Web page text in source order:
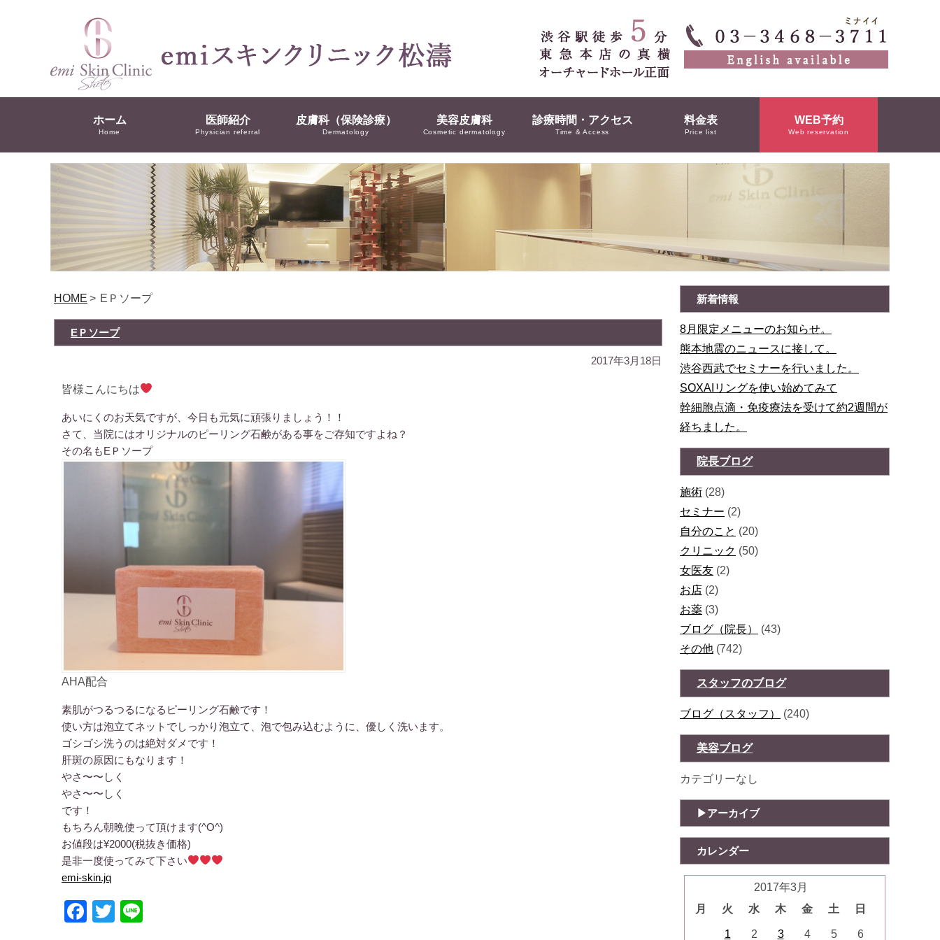
ホーム
Home
医師紹介
Physician referral
皮膚科（保険診療）
Dermatology
美容皮膚科
Cosmetic dermatology
診療時間・アクセス
Time & Access
料金表
Price list
WEB予約
Web reservation
HOME > EＰソープ
EＰソープ
2017年3月18日
皆様こんにちは
あいにくのお天気ですが、今日も元気に頑張りましょう！！
さて、当院にはオリジナルのピーリング石鹸がある事をご存知ですよね？
その名もEＰソープ
AHA配合
素肌がつるつるになるピーリング石鹸です！
使い方は泡立てネットでしっかり泡立て、泡で包み込むように、優しく洗います。
ゴシゴシ洗うのは絶対ダメです！
肝斑の原因にもなります！
やさ〜〜しく
やさ〜〜しく
です！
もちろん朝晩使って頂けます(^O^)
お値段は¥2000(税抜き価格)
是非一度使ってみて下さい
emi-skin.jq
Facebook
Twitter
新着情報
8月限定メニューのお知らせ。
熊本地震のニュースに接して。
渋谷西武でセミナーを行いました。
SOXAIリングを使い始めてみて
幹細胞点滴・免疫療法を受けて約2週間が
経ちました。
院長ブログ
施術 (28)
セミナー (2)
自分のこと (20)
クリニック (50)
女医友 (2)
お店 (2)
お薬 (3)
ブログ（院長）
(43)
その他 (742)
スタッフのブログ
ブログ（スタッフ） (240)
美容ブログ
カテゴリーなし
アーカイブ
カレンダー
2017年3月
月
火 水 木 金 土 日
1 2 3 4 5 6